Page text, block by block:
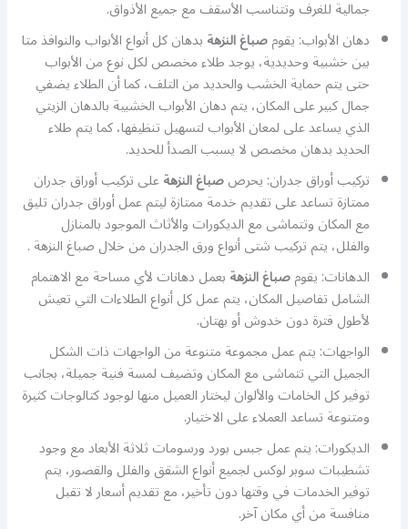
جمالية للغرف وتتناسب الأسقف مع جميع الأذواق.
دهان الأبواب: يقومصباغ النزهةبدهان كل أنواع الأبواب والنوافذ متا
بين خشبية وحديدية، يوجد طلاء مخصص لكل نوع من الأبواب
حتى يتم حماية الخشب والحديد من التلف، كما أن الطلاء يضفي
جمال كبير على المكان، يتم دهان الأبواب الخشبية بالدهان الزيتي
الذي يساعد على لمعان الأبواب لتسهيل تنظيفها، كما يتم طلاء
الحديد بدهان مخصص لا يسبب الصدأ للحديد.
تركيب أوراق جدران: يحرصصباغ النزهةعلى تركيب أوراق جدران
ممتازة تساعد على تقديم خدمة ممتازة ليتم عمل أوراق جدران تليق
مع المكان وتتماشى مع الديكورات والأثاث الموجود بالمنازل
والفلل، يتم تركيب شتى أنواع ورق الجدران من خلال صباغ النزهة .
الدهانات: يقومصباغ النزهةبعمل دهانات لأي مساحة مع الاهتمام
الشامل تفاصيل المكان، يتم عمل كل أنواع الطلاءات التي تعيش
لأطول فترة دون خدوش أو بهتان.
الواجهات: يتم عمل مجموعة متنوعة من الواجهات ذات الشكل
الجميل التي تتماشى مع المكان وتضيف لمسة فنية جميلة، بجانب
توفير كل الخامات والألوان ليختار العميل منها لوجود كتالوجات كثيرة
ومتنوعة تساعد العملاء على الاختيار.
الديكورات: يتم عمل جبس بورد ورسومات ثلاثة الأبعاد مع وجود
تشطيبات سوبر لوكس لجميع أنواع الشقق والفلل والقصور، يتم
توفير الخدمات في وقتها دون تأخير، مع تقديم أسعار لا تقبل
منافسة من أي مكان آخر.